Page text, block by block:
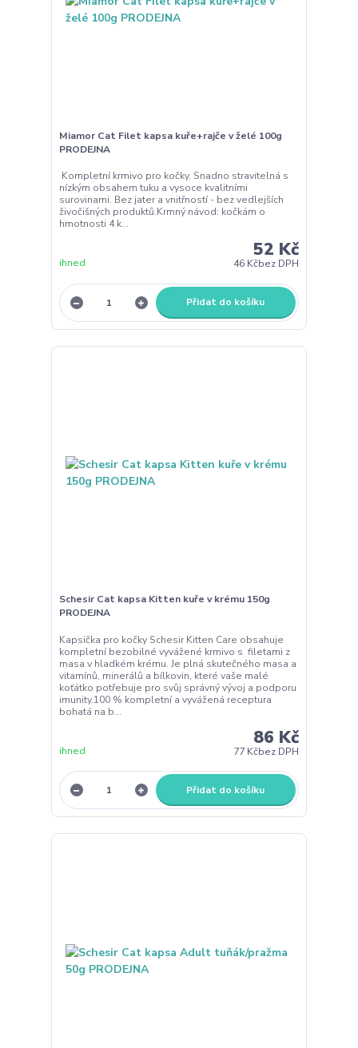
Miamor Cat Filet kapsa kuře+rajče v želé 100g
PRODEJNA
Kompletní krmivo pro kočky. Snadno stravitelná s
nízkým obsahem tuku a vysoce kvalitními
surovinami. Bez jater a vnitřností - bez vedlejších
živočišných produktů.Krmný návod: kočkám o
hmotnosti 4 k...
52 Kč
46 Kčbez DPH
ihned
Přidat do košíku
Schesir Cat kapsa Kitten kuře v krému 150g
PRODEJNA
Kapsička pro kočky Schesir Kitten Care obsahuje
kompletní bezobilné vyvážené krmivo s filetami z
masa v hladkém krému. Je plná skutečného masa a
vitamínů, minerálů a bílkovin, které vaše malé
koťátko potřebuje pro svůj správný vývoj a podporu
imunity.100 % kompletní a vyvážená receptura
bohatá na b...
86 Kč
77 Kčbez DPH
ihned
Přidat do košíku